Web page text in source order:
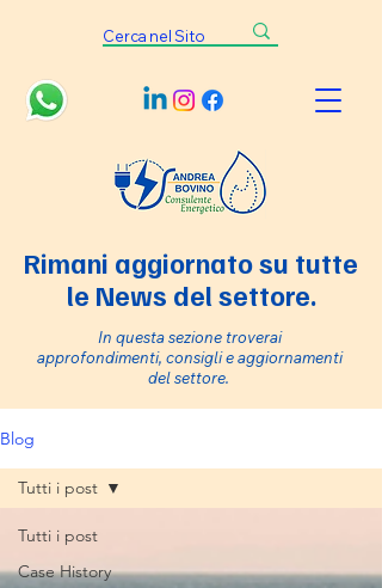
Rimani aggiornato su tutte
le News del settore.
In questa sezione troverai
approfondimenti, consigli e aggiornamenti
del settore.
Blog
Tutti i post
Case History
Tutti i post